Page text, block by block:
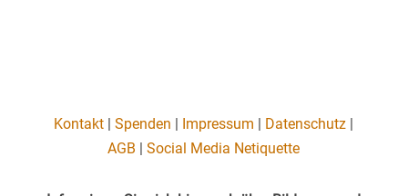
Kontakt |Spenden | Impressum | Datenschutz |
AGB |Social Media Netiquette